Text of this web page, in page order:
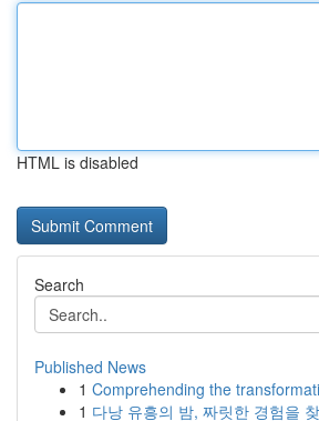
HTML is disabled
Search
Published News
1 Comprehending the
1 다낭 유흥의 밤, 짜릿한 경험을